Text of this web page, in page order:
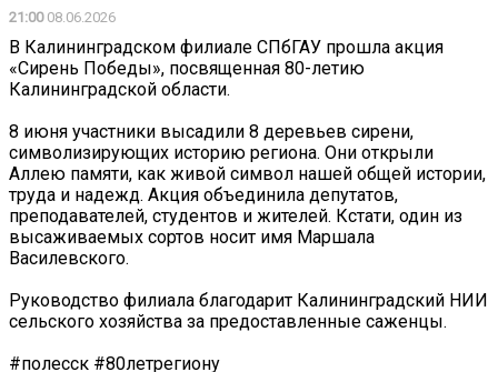
21:0008.06.2026
В Калининградском филиале СПбГАУ прошла акция
«Сирень Победы», посвященная 80-летию
Калининградской области.
8 июня участники высадили 8 деревьев сирени,
символизирующих историю региона. Они открыли
Аллею памяти, как живой символ нашей общей истории,
труда и надежд. Акция объединила депутатов,
преподавателей, студентов и жителей. Кстати, один из
высаживаемых сортов носит имя Маршала
Василевского.
Руководство филиала благодарит Калининградский НИИ
сельского хозяйства за предоставленные саженцы.
#полесск #80летрегиону